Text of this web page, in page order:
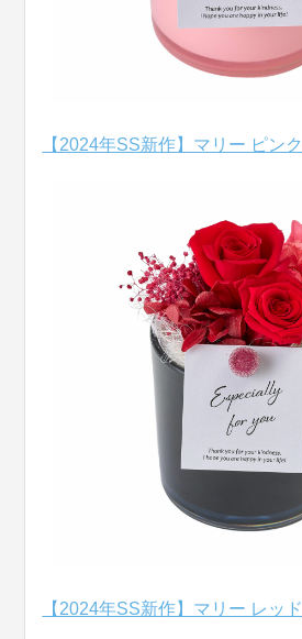
【2024年SS新作】マリー ピンク
【2024年SS新作】マリー レッド